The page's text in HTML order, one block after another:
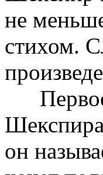
не
стихом.
Первое
он